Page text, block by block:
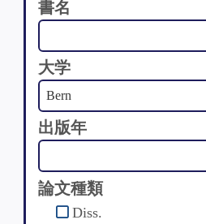
書名
大学
出版年
論文種類
Diss.